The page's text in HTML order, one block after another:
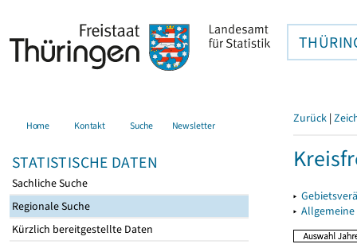
Home Kontakt Suche Newsletter
STATISTISCHE DATEN
Sachliche Suche
Regionale Suche
Kürzlich bereitgestellte Daten
Zurück |
▸
▸